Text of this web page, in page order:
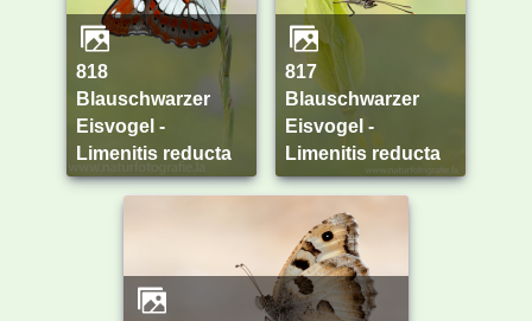
818
Blauschwarzer
Eisvogel -
Limenitis reducta
817
Blauschwarzer
Eisvogel -
Limenitis reducta